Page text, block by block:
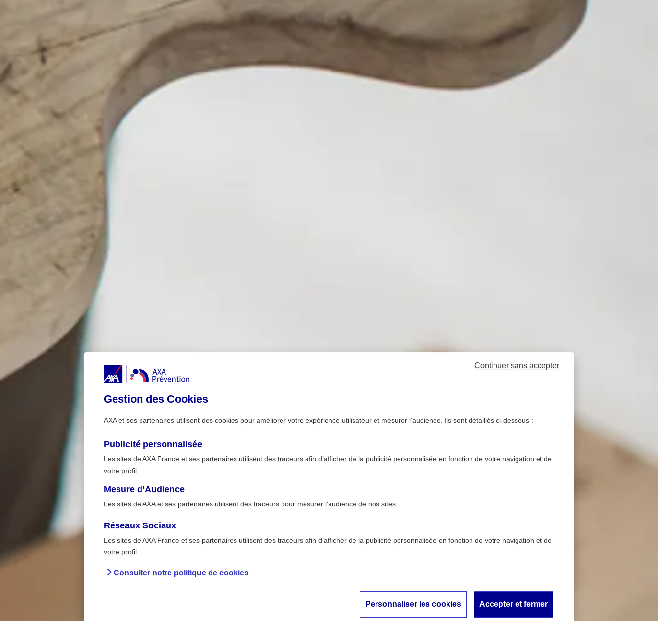
Accueil
Faire son compost : mode d’emploi
Réduire et recycler ses déchets en faisant son compost fait partie des gestes efficaces pour préserver la
Gestion des Cookies
AXA et ses partenaires utilisent des cookies pour améliorer votre expérience utilisateur et mesurer l’audience. Ils sont détaillés ci-dessous :
Publicité personnalisée
Les sites de AXA France et ses partenaires utilisent des traceurs afin d’afficher de la publicité personnalisée en fonction de votre navigation et de
votre profil.
Mesure d’Audience
Les sites de AXA et ses partenaires utilisent des traceurs pour mesurer l’audience de nos sites
Réseaux Sociaux
Les sites de AXA France et ses partenaires utilisent des traceurs afin d’afficher de la publicité personnalisée en fonction de votre navigation et de
votre profil.
Consulter notre politique de cookies
Continuer sans accepter
Personnaliser les cookies Accepter et fermer